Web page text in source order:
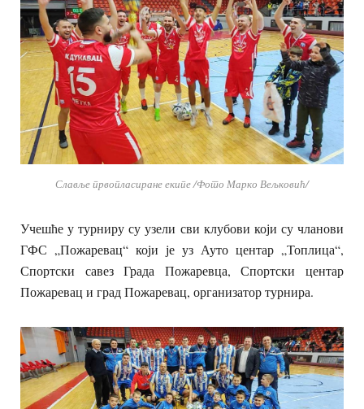
Славље првопласиране екипе /Фото Марко Вељковић/
Учешће у турниру су узели сви клубови који су чланови
ГФС „Пожаревац“ који је уз Ауто центар „Топлица“,
Спортски савез Града Пожаревца, Спортски центар
Пожаревац и град Пожаревац, организатор турнира.